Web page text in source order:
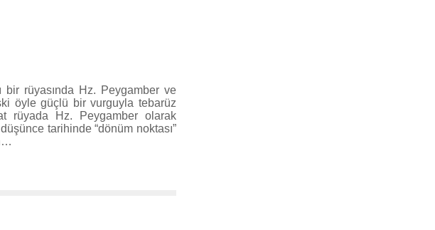
bir rüyasında Hz. Peygamber ve
öyle güçlü bir vurguyla tebarüz
rüyada Hz. Peygamber olarak
tarihinde “dönüm noktası”